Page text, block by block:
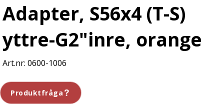
Adapter, S56x4 (T-S)
yttre-G2"inre, orange
0600-1006
Produktfråga